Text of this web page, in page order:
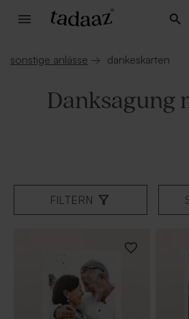
sonstige anlässe → dankeskarten
Danksagung
FILTERN